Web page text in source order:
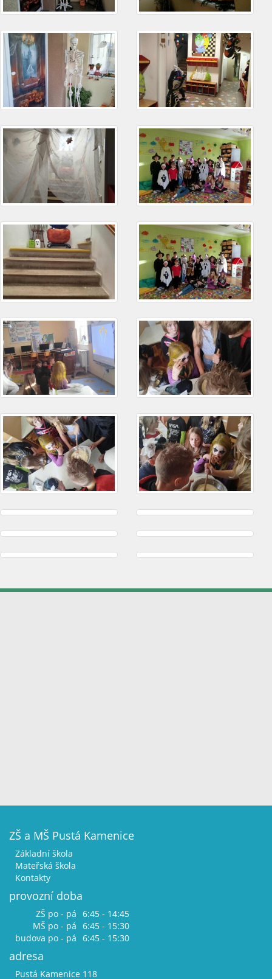
ZŠ a MŠ Pustá Kamenice
Základní škola
Mateřská škola
Kontakty
provozní doba
ZŠ po - pá 6:45 - 14:45
MŠ po - pá 6:45 - 15:30
budova po - pá 6:45 - 15:30
adresa
Pustá Kamenice 118